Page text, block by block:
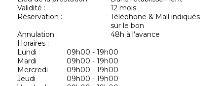
Validité :
12 mois
Réservation :
Téléphone & Mail indiqués
sur le bon
Annulation :
48h à l'avance
Horaires :
Lundi
09h00 - 19h00
Mardi
09h00 - 19h00
Mercredi
09h00 - 19h00
Jeudi
09h00 - 19h00